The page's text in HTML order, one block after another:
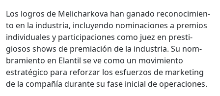
Los logros de Melicharko­va han gana­do reconocimien­
to en la indus­tria, incluyen­do nom­i­na­ciones a pre­mios
indi­vid­uales y par­tic­i­pa­ciones como juez en pres­ti­
giosos shows de pre­miación de la indus­tria. Su nom­
bramien­to en Elan­til se ve como un movimien­to
estratégi­co para reforzar los esfuer­zos de mar­ket­ing
de la com­pañía durante su fase ini­cial de opera­ciones.